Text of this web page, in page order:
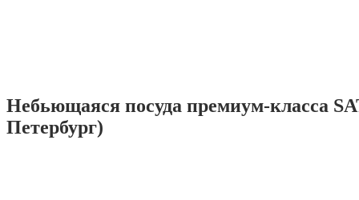
Небьющаяся посуда премиум-класса
Петербург)